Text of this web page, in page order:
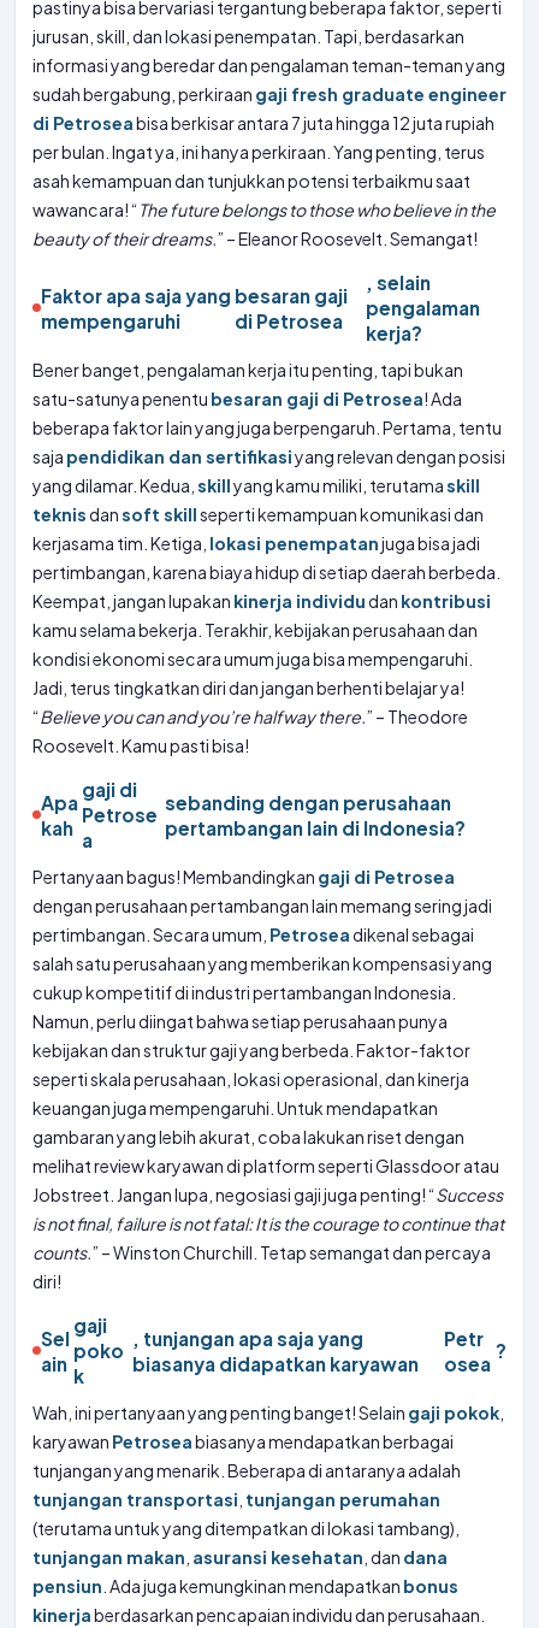
pastinya bisa bervariasi tergantung beberapa faktor, seperti
jurusan, skill, dan lokasi penempatan. Tapi, berdasarkan
informasi yang beredar dan pengalaman teman-teman yang
sudah bergabung, perkiraan gaji fresh graduate engineer
di Petroseabisa berkisar antara 7 juta hingga 12 juta rupiah
per bulan. Ingat ya, ini hanya perkiraan. Yang penting, terus
asah kemampuan dan tunjukkan potensi terbaikmu saat
wawancara! “The future belongs to those who believe in the
beauty of their dreams.” – Eleanor Roosevelt. Semangat!
Faktor apa saja yang
mempengaruhi
besaran gaji
di Petrosea
, selain
pengalaman
kerja?
Bener banget, pengalaman kerja itu penting, tapi bukan
satu-satunya penentu besaran gaji di Petrosea! Ada
beberapa faktor lain yang juga berpengaruh. Pertama, tentu
saja pendidikan dan sertifikasiyang relevan dengan posisi
yang dilamar. Kedua, skillyang kamu miliki, terutamaskill
teknisdansoft skillseperti kemampuan komunikasi dan
kerjasama tim. Ketiga, lokasi penempatanjuga bisa jadi
pertimbangan, karena biaya hidup di setiap daerah berbeda.
Keempat, jangan lupakan kinerja individudan kontribusi
kamu selama bekerja. Terakhir, kebijakan perusahaan dan
kondisi ekonomi secara umum juga bisa mempengaruhi.
Jadi, terus tingkatkan diri dan jangan berhenti belajar ya!
“Believe you can and you’re halfway there.” – Theodore
Roosevelt. Kamu pasti bisa!
Apa
kah
gaji di
Petrose
a
sebanding dengan perusahaan
pertambangan lain di Indonesia?
Pertanyaan bagus! Membandingkan gaji di Petrosea
dengan perusahaan pertambangan lain memang sering jadi
pertimbangan. Secara umum, Petroseadikenal sebagai
salah satu perusahaan yang memberikan kompensasi yang
cukup kompetitif di industri pertambangan Indonesia.
Namun, perlu diingat bahwa setiap perusahaan punya
kebijakan dan struktur gaji yang berbeda. Faktor-faktor
seperti skala perusahaan, lokasi operasional, dan kinerja
keuangan juga mempengaruhi. Untuk mendapatkan
gambaran yang lebih akurat, coba lakukan riset dengan
melihat review karyawan di platform seperti Glassdoor atau
Jobstreet. Jangan lupa, negosiasi gaji juga penting! “Success
is not final, failure is not fatal: It is the courage to continue that
counts.” – Winston Churchill. Tetap semangat dan percaya
diri!
Sel
ain
gaji
poko
k
, tunjangan apa saja yang
biasanya didapatkan karyawan
Petr
osea
?
Wah, ini pertanyaan yang penting banget! Selain gaji pokok
karyawan Petroseabiasanya mendapatkan berbagai
tunjangan yang menarik. Beberapa di antaranya adalah
tunjangan transportasi tunjangan perumahan
(terutama untuk yang ditempatkan di lokasi tambang),
tunjangan makan asuransi kesehatan , dan dana
pensiun . Ada juga kemungkinan mendapatkan bonus
kinerjaberdasarkan pencapaian individu dan perusahaan.